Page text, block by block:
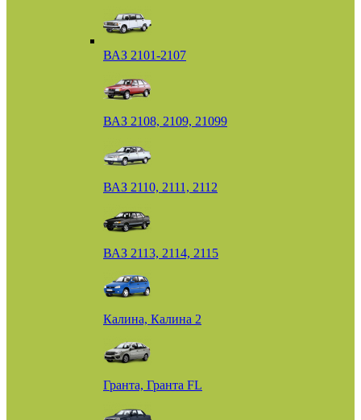
ВАЗ 2101-2107
ВАЗ 2108, 2109, 21099
ВАЗ 2110, 2111, 2112
ВАЗ 2113, 2114, 2115
Калина, Калина 2
Гранта, Гранта FL